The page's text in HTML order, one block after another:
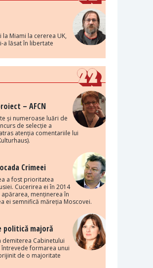
la Miami la cererea UK,
a lăsat în libertate
– AFCN
și numeroase luări de
de selecție a
atenția comentariile lui
Crimeei
a fost prioritatea
Cucerirea ei în 2014
menținerea în
ei semnifică măreția Moscovei.
politică majoră
demiterea Cabinetului
formarea unui
de o majoritate